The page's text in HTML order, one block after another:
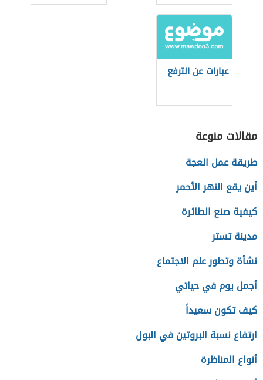
عبارات عن الترفع
مقالات منوعة
طريقة عمل العجة
أين يقع النهر الأحمر
كيفية صنع الطائرة
مدينة تستر
نشأة وتطور علم الاجتماع
أجمل يوم في حياتي
كيف تكون سعيداً
ارتفاع نسبة البروتين في البول
أنواع المناظرة